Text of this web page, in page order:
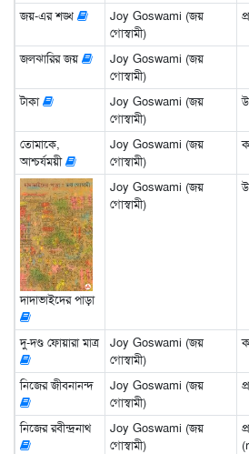
জয়-এর শঙ্খ
Joy Goswami (জয়
গোস্বামী)
জলঝারির জয়
Joy Goswami (জয়
গোস্বামী)
টাকা
Joy Goswami (জয়
গোস্বামী)
তোমাকে,
আশ্চর্যময়ী
Joy Goswami (জয়
গোস্বামী)
দাদাভাইদের পাড়া
Joy Goswami (জয়
গোস্বামী)
দু-দণ্ড ফোয়ারা মাত্র
Joy Goswami (জয়
গোস্বামী)
নিজের জীবনানন্দ
Joy Goswami (জয়
গোস্বামী)
নিজের রবীন্দ্রনাথ
Joy Goswami (জয়
গোস্বামী)